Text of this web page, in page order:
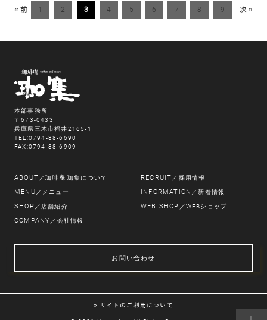
« 前 1 2 3 4 5 6 7 8 9 次 »
｜
本部事務所
〒673-0433
兵庫県三木市福井2165-1
TEL:0794-88-6690
FAX:0794-88-6909
ABOUT ／珈琲庵 珈集について RECRUIT ／採用情報
MENU ／メニュー INFORMATION ／新着情報
SHOP ／店舗紹介 WEB SHOP ／WEBショップ
COMPANY ／会社情報
お問い合わせ
サイトのご利用について